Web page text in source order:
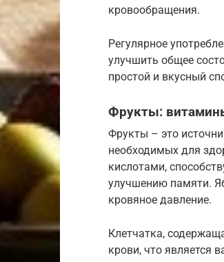
кровообращения.
Регулярное
улучшить общее
простой и вкусный
Фрукты:
Фрукты – это
необходимых для
кислотами,
улучшению памяти.
кровяное давление.
Клетчатка,
крови, что является